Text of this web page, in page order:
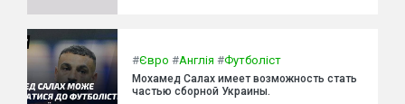
#Євро #Англія #Футболіст
Мохамед Салах имеет возможность стать
частью сборной Украины.